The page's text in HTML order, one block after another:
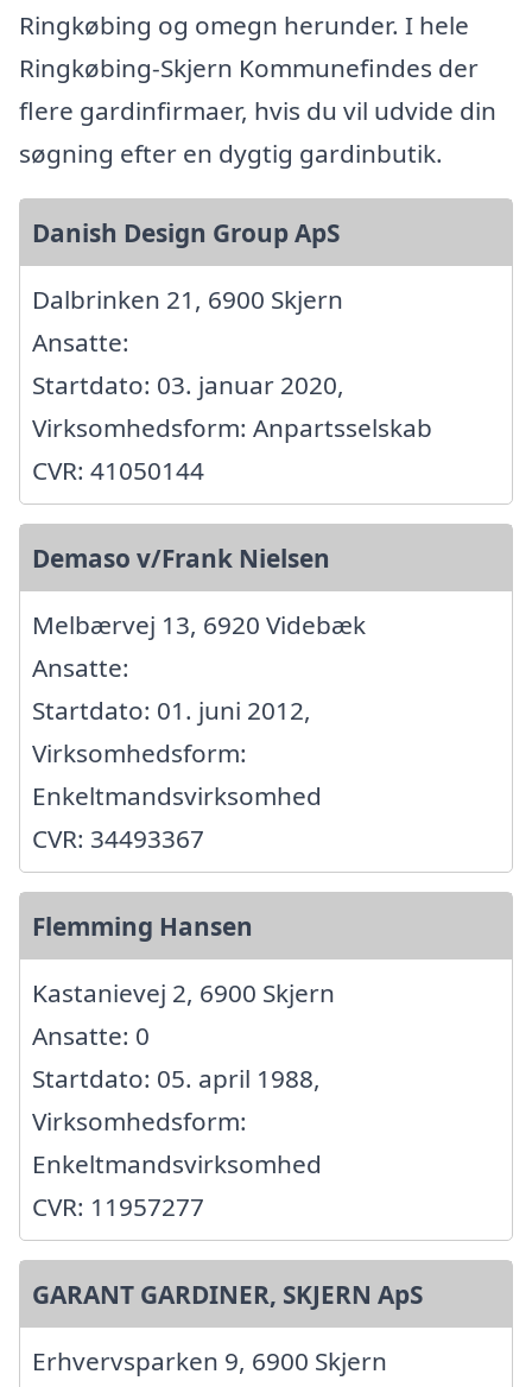
Ringkøbing og omegn herunder. I hele
Ringkøbing-Skjern Kommunefindes der
flere gardinfirmaer, hvis du vil udvide din
søgning efter en dygtig gardinbutik.
Danish Design Group ApS
Dalbrinken 21, 6900 Skjern
Ansatte:
Startdato: 03. januar 2020,
Virksomhedsform: Anpartsselskab
CVR: 41050144
Demaso v/Frank Nielsen
Melbærvej 13, 6920 Videbæk
Ansatte:
Startdato: 01. juni 2012,
Virksomhedsform:
Enkeltmandsvirksomhed
CVR: 34493367
Flemming Hansen
Kastanievej 2, 6900 Skjern
Ansatte: 0
Startdato: 05. april 1988,
Virksomhedsform:
Enkeltmandsvirksomhed
CVR: 11957277
GARANT GARDINER, SKJERN ApS
Erhvervsparken 9, 6900 Skjern